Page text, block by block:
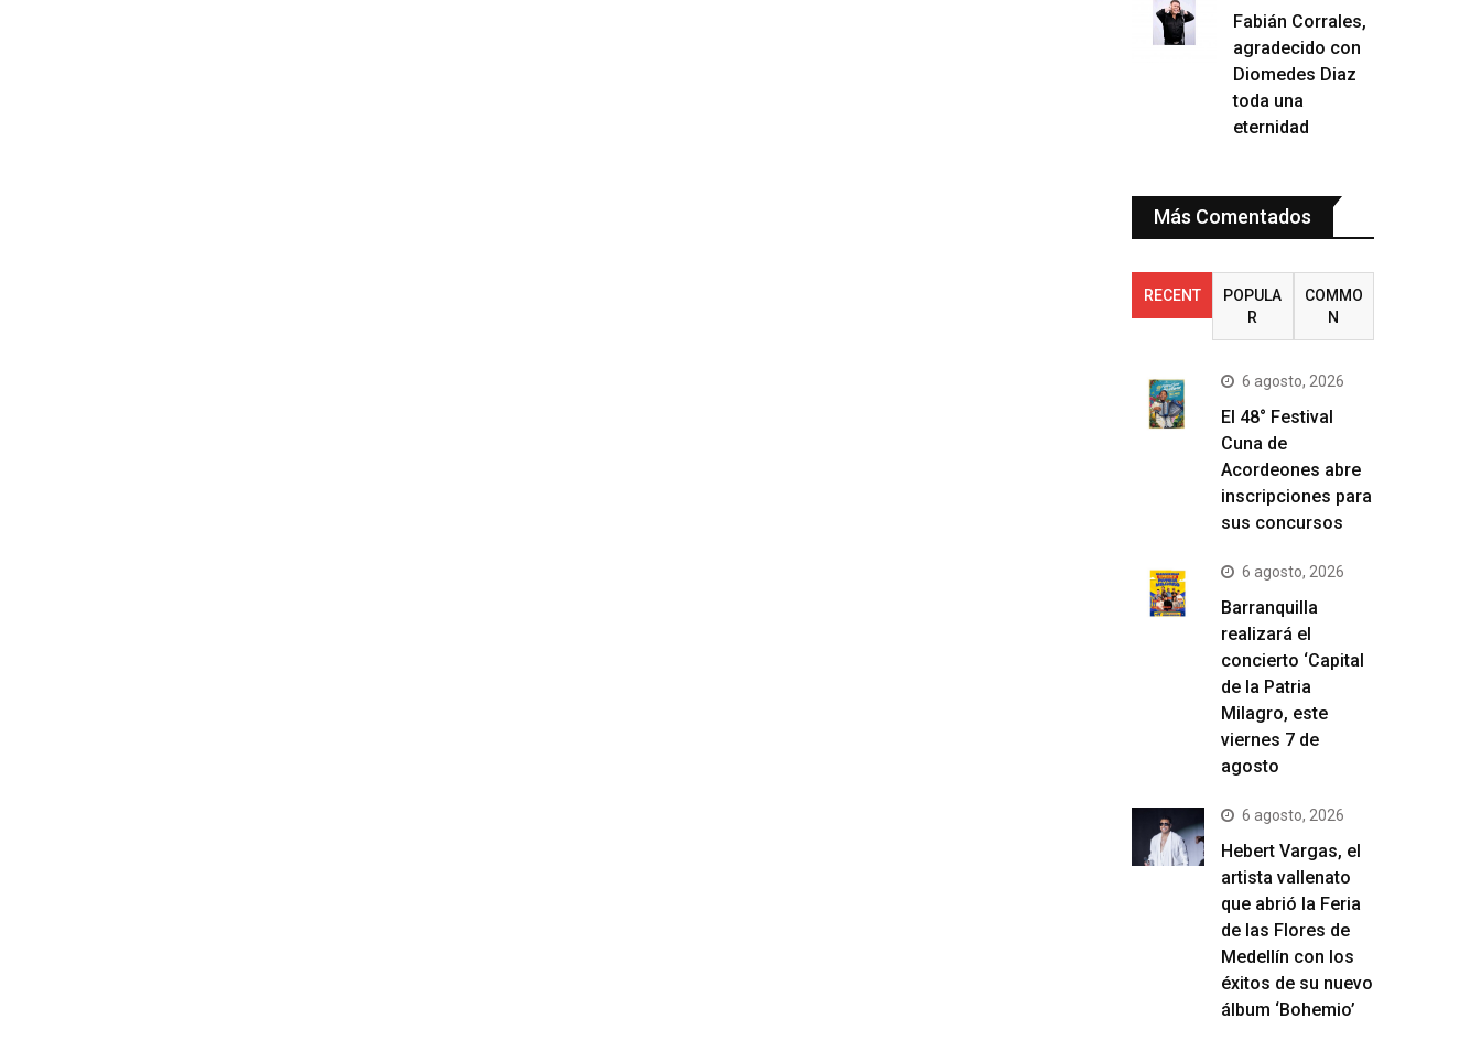
Fabián Corrales,
agradecido con
Diomedes Diaz
toda una
eternidad
Más Comentados
RECENT
POPULA
R
COMMO
N
6 agosto, 2026
El 48° Festival
Cuna de
Acordeones abre
inscripciones para
sus concursos
6 agosto, 2026
Barranquilla
realizará el
concierto ‘Capital
de la Patria
Milagro, este
viernes 7 de
agosto
6 agosto, 2026
Hebert Vargas, el
artista vallenato
que abrió la Feria
de las Flores de
Medellín con los
éxitos de su nuevo
álbum ‘Bohemio’